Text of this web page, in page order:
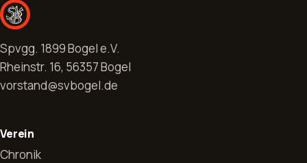
Spvgg. 1899 Bogel e.V.
Rheinstr. 16, 56357 Bogel
vorstand@svbogel.de
Verein
Chronik